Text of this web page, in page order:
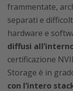
frammentate,
separati e
hardware e
diffusi
certificazione
Storage è in
con l’intero